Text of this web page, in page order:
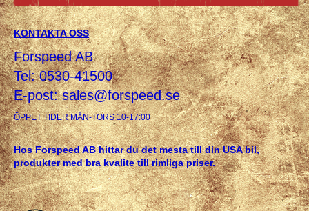
KONTAKTA OSS
Forspeed AB
Tel: 0530-41500
E-post:sales@forspeed.se
ÖPPET TIDER MÅN-TORS 10-17:00
Hos Forspeed AB hittar du det mesta till din USA bil,
produkter med bra kvalite till rimliga priser.